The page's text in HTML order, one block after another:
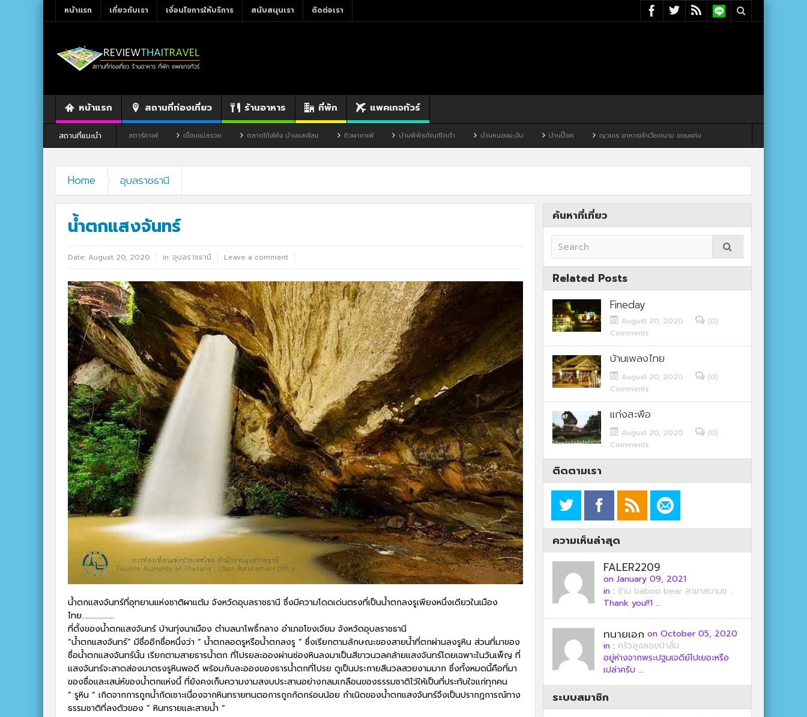
หน้าแรก เกี่ยวกับเรา เงื่อนไขการให้บริการ สนับสนุนเรา ติดต่อเรา
หน้าแรก สถานที่ท่องเที่ยว ร้านอาหาร ที่พัก แพคเกจทัวร์
สถานที่แนะนำ
ร้านอาหาร By แม่แฝด สตาร์คาเฟ่ เขื่อนแม่สรวย ตลาดโก้งโค้ง บ้านแสงโสม ทิวผาคาเฟ่ บ้านพิพิธภัณฑ์ไทดำ บ้านหนองมะจับ บ้านป๊อก ญวนเร อาหารเช้าเวียดนาม ขอนแก่น
Home อุบลราชธานี
น้ำตกแสงจันทร์
Date: August 20, 2020 in: อุบลราชธานี Leave a comment
น้ำตกแสงจันทร์ที่อุทยานแห่งชาติผาแต้ม จังหวัดอุบลราชธานี ซึ่งมีความโดดเด่นตรงที่เป็นน้ำตกลงรูเพียงหนึ่งเดียวในเมือง
ไทย………………..
ที่ตั้งของน้ำตกแสงจันทร์ บ้านทุ่งนาเมือง ตำบลนาโพธิ์กลาง อำเภอโขงเจียม จังหวัดอุบลราชธานี
“น้ำตกแสงจันทร์” มีชื่ออีกชื่อหนึ่งว่า ” น้ำตกลอดรูหรือน้ำตกลงรู ” ซึ่งเรียกตามลักษณะของสายน้ำที่ตกผ่านลงรูหิน ส่วนที่มาของ
ชื่อน้ำตกแสงจันทร์นั้น เรียกตามสายธารน้ำตก ที่โปรยละอองผ่านช่องหินลงมาเป็นสีขาวนวลคล้ายแสงจันทร์โดยเฉพาะในวันเพ็ญ ที่
แสงจันทร์จะสาดส่องมาตรงรูหินพอดี พร้อมกับละอองของธารน้ำตกที่โปรย ดูเป็นประกายสีนวลสวยงามมาก ซึ่งทั้งหมดนี้คือที่มา
ของชื่อและเสน่ห์ของน้ำตกแห่งนี้ ที่ยังคงเก็บความงามสงบประสานอย่างกลมเกลือนของธรรมชาติไว้ให้เป็นที่ประทับใจแก่ทุกคน
” รูหิน ” เกิดจากการถูกน้ำกัดเซาะเนื่องจากหินทรายทนตอการถูกกัดกร่อนน้อย กำเนิดของน้ำตกแสงจันทร์จึงเป็นปรากฏการณ์ทาง
ธรรมชาติที่ลงตัวของ ” หินทรายและสายน้ำ “
ค้นหาที่เที่ยว
Related Posts
Fineday
August 20, 2020
(0)
Comments
บ้านเพลงไทย
August 20, 2020
(0)
Comments
แก่งสะพือ
August 20, 2020
(0)
Comments
ติดตามเรา
ความเห็นล่าสุด
FALER2209
on January 09, 2021
in : ร้าน baboo bear สาขาสนามช ...
Thank you!!1 ...
ทนายเอก on October 05, 2020
in : ครัวลุงลอยป่าลั่น ...
อยู่ห่างจากพระปฐมเจดีย์ไปเยอะหรือ
เปล่าครับ ...
ระบบสมาชิก